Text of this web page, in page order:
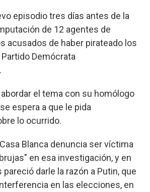
episodio tres días antes de la
de 12 agentes de
acusados de haber pirateado los
Demócrata
el tema con su homólogo
espera a que le pida
lo ocurrido.
Blanca denuncia ser víctima
en esa investigación, y en
darle la razón a Putin, que
en las elecciones, en